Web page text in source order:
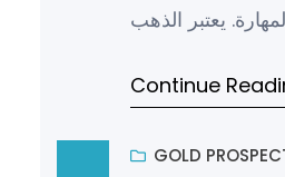
يعتبر الذهب
Continue
GOLD